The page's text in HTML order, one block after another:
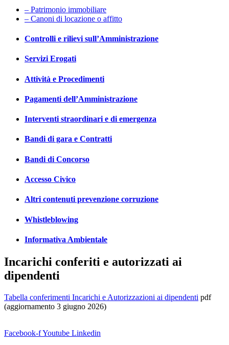
– Patrimonio immobiliare
– Canoni di locazione o affitto
Controlli e rilievi sull’Amministrazione
Servizi Erogati
Attività e Procedimenti
Pagamenti dell’Amministrazione
Interventi straordinari e di emergenza
Bandi di gara e Contratti
Bandi di Concorso
Accesso Civico
Altri contenuti prevenzione corruzione
Whistleblowing
Informativa Ambientale
Incarichi conferiti e autorizzati ai
dipendenti
Tabella conferimenti Incarichi e Autorizzazioni ai dipendenti pdf
(aggiornamento 3 giugno 2026)
Facebook-fYoutube Linkedin